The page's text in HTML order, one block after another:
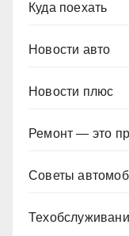
Куда поехать
Новости авто
Новости плюс
Ремонт — это
Советы